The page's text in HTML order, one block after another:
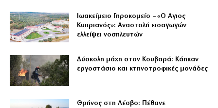
Ιωακείμειο Γηροκομείο – «Ο Αγιος
Κυπριανός»: Αναστολή εισαγωγών
ελλείψει νοσηλευτών
Δύσκολη μάχη στον Κουβαρά: Κάηκαν
εργοστάσιο και κτηνοτροφικές μονάδες
Θρήνος στη Λέσβο: Πέθανε